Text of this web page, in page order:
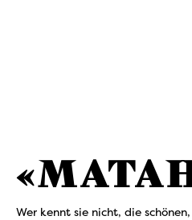
«
Wer kennt sie nicht, die